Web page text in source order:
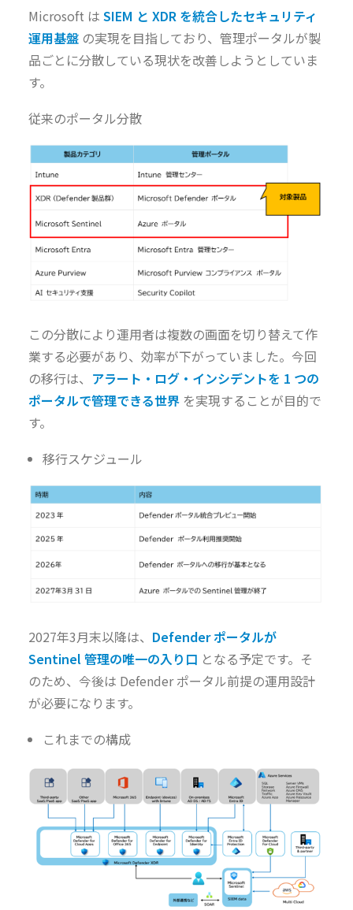
Microsoft は SIEM と XDR を統合したセキュリティ
運用基盤 の実現を目指しており、管理ポータルが製
品ごとに分散している現状を改善しようとしていま
す。
従来のポータル分散
この分散により運用者は複数の画面を切り替えて作
業する必要があり、効率が下がっていました。今回
の移行は、 アラート・ログ・インシデントを 1 つの
ポータルで管理できる世界 を実現することが目的で
す。
移行スケジュール
2027年3月末以降は、 Defender ポータルが
Sentinel 管理の唯一の入り口 となる予定です。そ
のため、今後は Defender ポータル前提の運用設計
が必要になります。
これまでの構成